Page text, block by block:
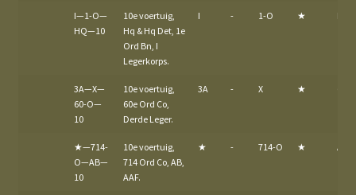
I—1-O—
HQ—10
10e voertuig,
Hq & Hq Det, 1e
Ord Bn, I
Legerkorps.
I - 1-O ★
3A—X—
60-O—
10
10e voertuig,
60e Ord Co,
Derde Leger.
3A - X ★
★—714-
O—AB—
10
10e voertuig,
714 Ord Co, AB,
AAF.
★ - 714-O ★ AB